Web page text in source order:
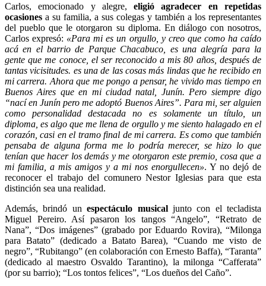
Carlos, emocionado y alegre, eligió agradecer en repetidas
ocasiones a su familia, a sus colegas y también a los representantes
del pueblo que le otorgaron su diploma. En diálogo con nosotros,
Carlos expresó: «Para mi es un orgullo, y creo que como ha caído
acá en el barrio de Parque Chacabuco, es una alegría para la
gente que me conoce, el ser reconocido a mis 80 años, después de
tantas vicisitudes. es una de las cosas más lindas que he recibido en
mi carrera. Ahora que me pongo a pensar, he vivido mas tiempo en
Buenos Aires que en mi ciudad natal, Junín. Pero siempre digo
“nací en Junín pero me adoptó Buenos Aires”. Para mi, ser alguien
como personalidad destacada no es solamente un título, un
diploma, es algo que me llena de orgullo y me siento halagado en el
corazón, casi en el tramo final de mi carrera. Es como que también
pensaba de alguna forma me lo podría merecer, se hizo lo que
tenían que hacer los demás y me otorgaron este premio, cosa que a
mi familia, a mis amigos y a mi nos enorgullecen». Y no dejó de
reconocer el trabajo del comunero Nestor Iglesias para que esta
distinción sea una realidad.
Además, brindó un espectáculo musicaljunto con el tecladista
Miguel Pereiro. Así pasaron los tangos “Angelo”, “Retrato de
Nana”, “Dos imágenes” (grabado por Eduardo Rovira), “Milonga
para Batato” (dedicado a Batato Barea), “Cuando me visto de
negro”, “Rubitango” (en colaboración con Ernesto Baffa), “Taranta”
(dedicado al maestro Osvaldo Tarantino), la milonga “Cafferata”
(por su barrio); “Los tontos felices”, “Los dueños del Caño”.